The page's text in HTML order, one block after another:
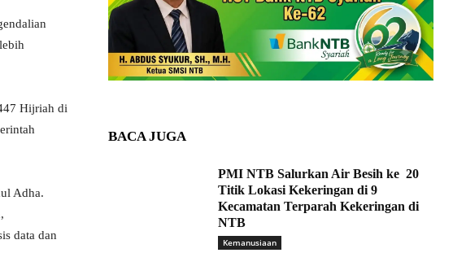
Hijriah di
Adha.
data dan
BACA JUGA
PMI NTB Salurkan Air Besih ke 20
Titik Lokasi Kekeringan di 9
Kecamatan Terparah Kekeringan di
NTB
Kemanusiaan